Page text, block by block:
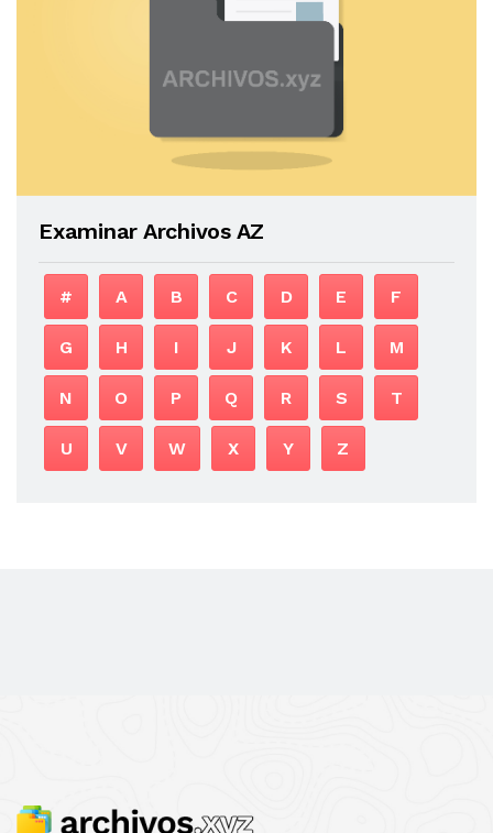
Examinar Archivos AZ
# A B C D E F
G H I J K L M
N O P Q R S T
U V W X Y Z